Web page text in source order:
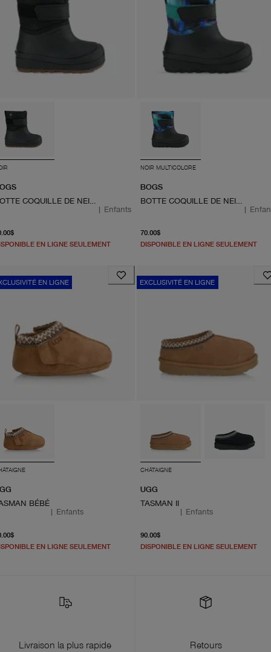
| Enfants
EN LIGNE SEULEMENT
NOIR MULTICOLORE
BOGS
BOTTE COQUILLE DE NEIGE BÉBÉ AURORES BORÉALES
|
70.00$
DISPONIBLE EN LIGNE SEULEMENT
EN LIGNE
BÉBÉ
| Enfants
EN LIGNE SEULEMENT
EXCLUSIVITÉ EN LIGNE
CHÂTAIGNE
UGG
TASMAN II
| Enfants
90.00$
DISPONIBLE EN LIGNE SEULEMENT
Livraison la plus rapide
Retours